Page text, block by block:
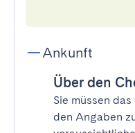
Ankunft
Über den
Sie müssen das
den Angaben